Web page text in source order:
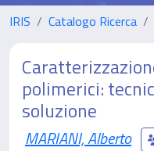
IRIS Catalogo Ricerca
polimerici:
soluzione
MARIANI, Alberto